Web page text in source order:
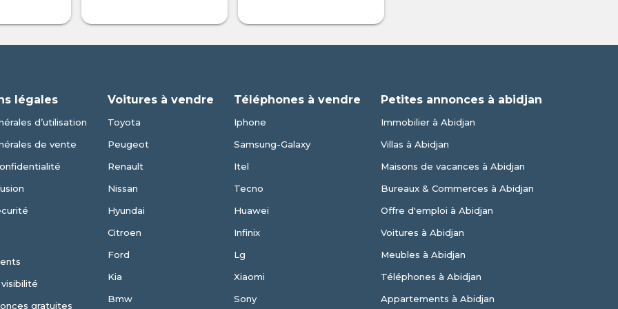
légales
d’utilisation
de vente
gratuites
Voitures à vendre
Toyota
Peugeot
Renault
Nissan
Hyundai
Citroen
Ford
Kia
Bmw
Téléphones à vendre
Iphone
Samsung-Galaxy
Itel
Tecno
Huawei
Infinix
Lg
Xiaomi
Sony
Petites annonces à abidjan
Immobilier à Abidjan
Villas à Abidjan
Maisons de vacances à Abidjan
Bureaux & Commerces à Abidjan
Offre d'emploi à Abidjan
Voitures à Abidjan
Meubles à Abidjan
Téléphones à Abidjan
Appartements à Abidjan